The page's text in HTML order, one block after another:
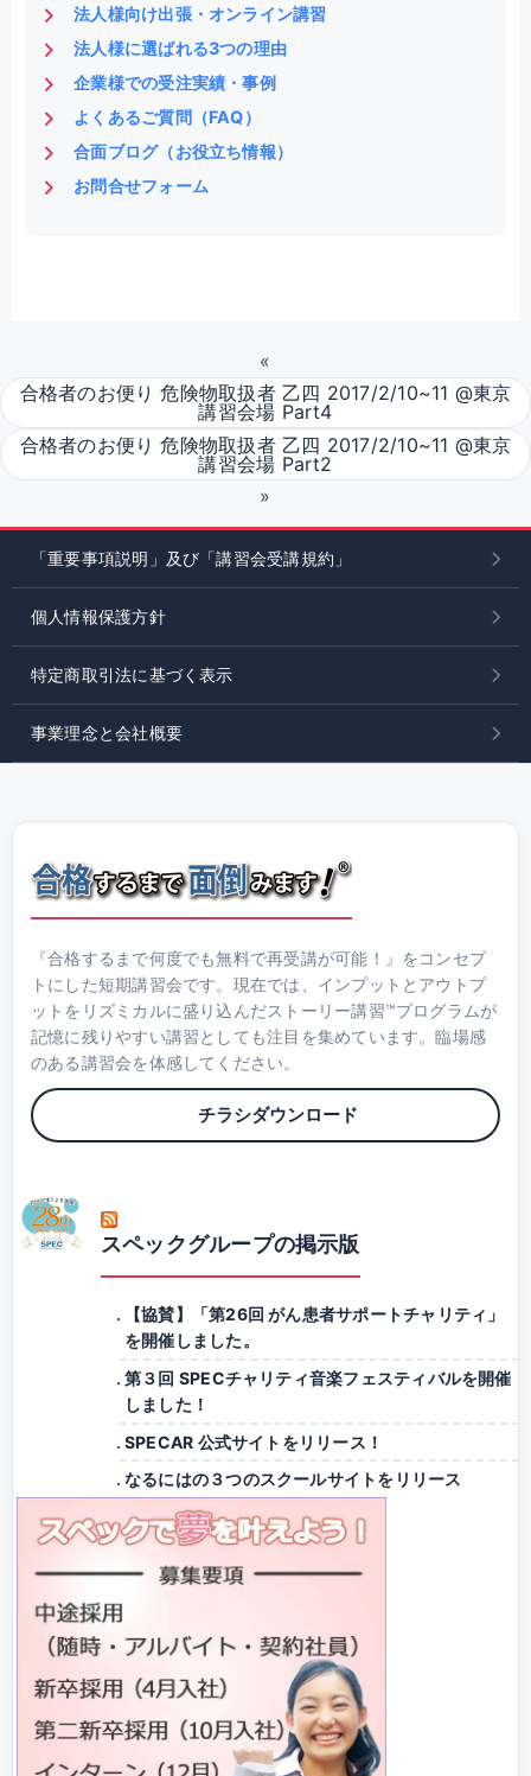
法人様向け出張・オンライン講習
法人様に選ばれる3つの理由
企業様での受注実績・事例
よくあるご質問（FAQ）
合面ブログ（お役立ち情報）
お問合せフォーム
«
合格者のお便り 危険物取扱者 乙四 2017/2/10~11 @東京
講習会場 Part4
合格者のお便り 危険物取扱者 乙四 2017/2/10~11 @東京
講習会場 Part2
»
「重要事項説明」及び「講習会受講規約」
個人情報保護方針
特定商取引法に基づく表示
事業理念と会社概要
『合格するまで何度でも無料で再受講が可能！』をコンセプ
トにした短期講習会です。現在では、インプットとアウトプ
ットをリズミカルに盛り込んだストーリー講習™プログラムが
記憶に残りやすい講習としても注目を集めています。臨場感
のある講習会を体感してください。
チラシダウンロード
スペックグループの掲示版
【協賛】「第26回 がん患者サポートチャリティ」
を開催しました。
第３回 SPECチャリティ音楽フェスティバルを開催
しました！
SPECAR 公式サイトをリリース！
なるにはの３つのスクールサイトをリリース